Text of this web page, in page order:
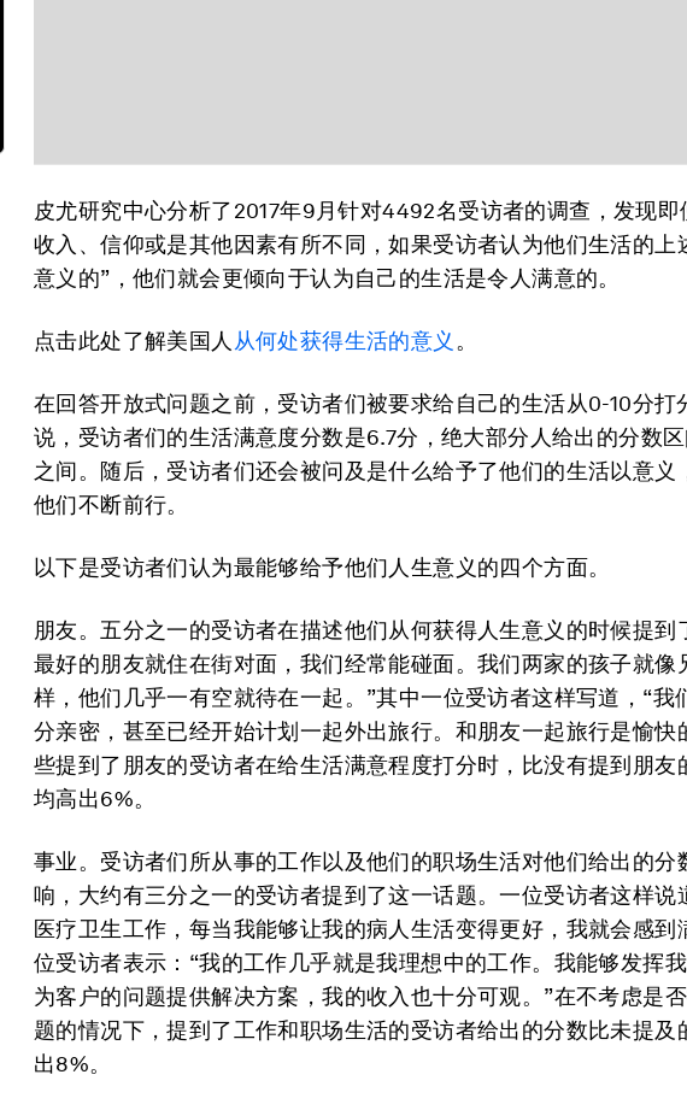
皮尤研究中心分析了2017年9月针对4492名受访者的调查，发现即
收入、信仰或是其他因素有所不同，如果受访者认为他们生活的上
意义的”，他们就会更倾向于认为自己的生活是令人满意的。
点击此处了解美国人 从何处获得生活的意义 。
在回答开放式问题之前，受访者们被要求给自己的生活从0-10分打
说，受访者们的生活满意度分数是6.7分，绝大部分人给出的分数
之间。随后，受访者们还会被问及是什么给予了他们的生活以意义
他们不断前行。
以下是受访者们认为最能够给予他们人生意义的四个方面。
朋友。五分之一的受访者在描述他们从何获得人生意义的时候提到
最好的朋友就住在街对面，我们经常能碰面。我们两家的孩子就像
样，他们几乎一有空就待在一起。”其中一位受访者这样写道，“我
分亲密，甚至已经开始计划一起外出旅行。和朋友一起旅行是愉快
些提到了朋友的受访者在给生活满意程度打分时，比没有提到朋友
均高出6%。
事业。受访者们所从事的工作以及他们的职场生活对他们给出的分
响，大约有三分之一的受访者提到了这一话题。一位受访者这样说
医疗卫生工作，每当我能够让我的病人生活变得更好，我就会感到
位受访者表示：“我的工作几乎就是我理想中的工作。我能够发挥我
为客户的问题提供解决方案，我的收入也十分可观。”在不考虑是
题的情况下，提到了工作和职场生活的受访者给出的分数比未提及
出8%。